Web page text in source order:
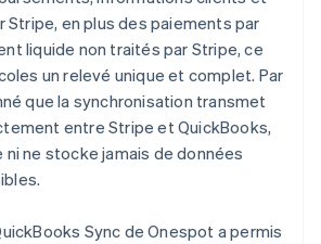
Stripe, en plus des paiements par
liquide non traités par Stripe, ce
un relevé unique et complet. Par
que la synchronisation transmet
entre Stripe et QuickBooks,
ne stocke jamais de données
Sync de Onespot a permis